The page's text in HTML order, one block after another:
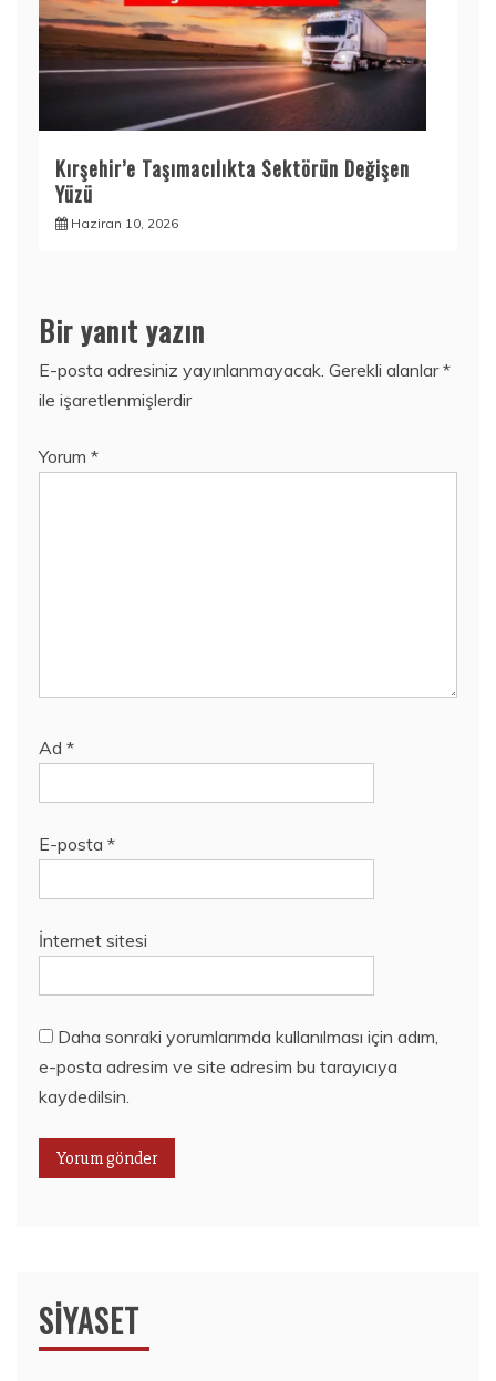
Kırşehir’e Taşımacılıkta Sektörün Değişen
Yüzü
Haziran 10, 2026
Bir yanıt yazın
E-posta adresiniz yayınlanmayacak. Gerekli alanlar*
ile işaretlenmişlerdir
Yorum *
Ad *
E-posta *
İnternet sitesi
Daha sonraki yorumlarımda kullanılması için adım,
e-posta adresim ve site adresim bu tarayıcıya
kaydedilsin.
SIYASET